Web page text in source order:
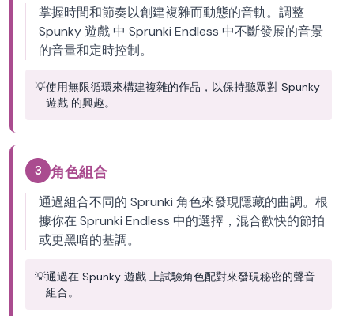
掌握時間和節奏以創建複雜而動態的音軌。調整
Spunky 遊戲 中 Sprunki Endless 中不斷發展的音景
的音量和定時控制。
💡使用無限循環來構建複雜的作品，以保持聽眾對 Spunky
遊戲 的興趣。
3 角色組合
通過組合不同的 Sprunki 角色來發現隱藏的曲調。根
據你在 Sprunki Endless 中的選擇，混合歡快的節拍
或更黑暗的基調。
💡通過在 Spunky 遊戲 上試驗角色配對來發現秘密的聲音
組合。